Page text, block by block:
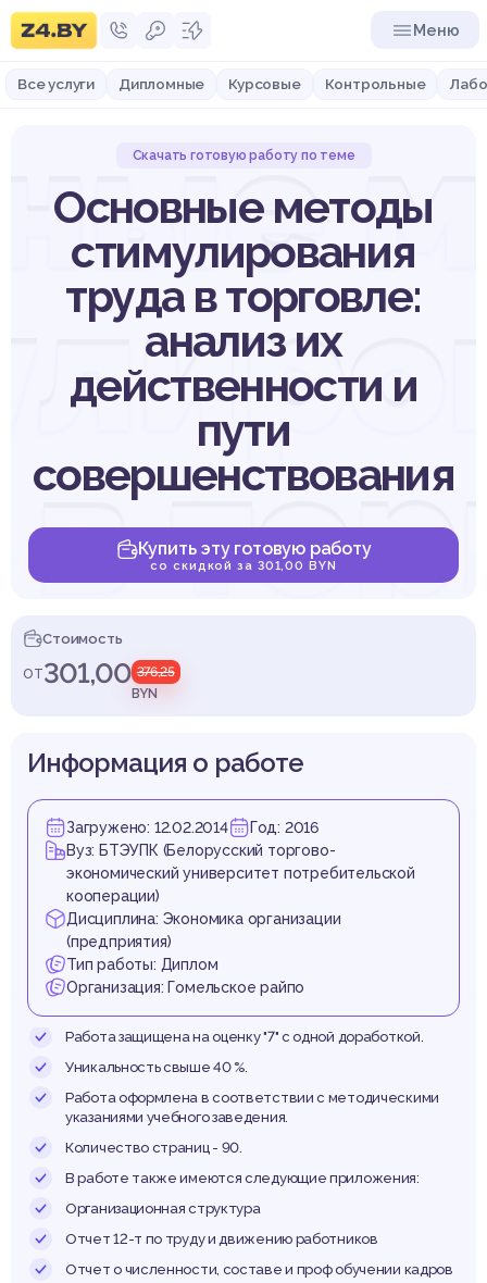
Меню
Все услуги Дипломные Курсовые Контрольные
Скачать готовую работу по теме
Основные методы
стимулирования
труда в торговле:
анализ их
действенности и
пути
совершенствования
Купить эту готовую работу
со скидкой за 301,00 BYN
пути
Стоимость
от301,00 376,25
BYN
Информация о работе
Загружено: 12.02.2014
Год: 2016
Вуз: БТЭУПК (Белорусский торгово-
экономический университет потребительской
кооперации)
Дисциплина: Экономика организации
(предприятия)
Тип работы: Диплом
Организация: Гомельское райпо
Работа защищена на оценку "7" с одной доработкой.
Уникальность свыше 40 %.
Работа оформлена в соответствии с методическими
указаниями учебного заведения.
Количество страниц - 90.
В работе также имеются следующие приложения:
Организационная структура
Отчет 12-т по труду и движению работников
Отчет о численности, составе и проф обучении кадров